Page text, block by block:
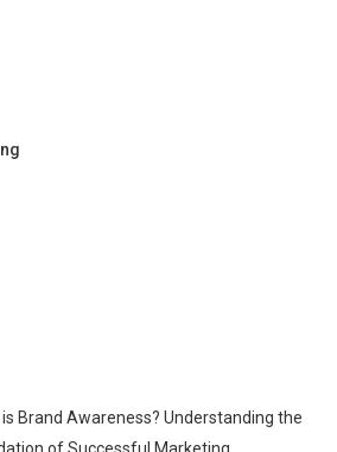
Brand Awareness? Understanding the